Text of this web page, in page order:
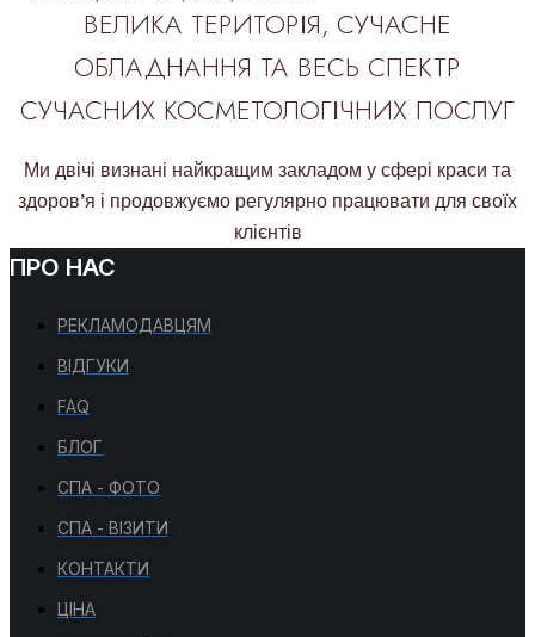
ВЕЛИКА ТЕРИТОРІЯ, СУЧАСНЕ
ОБЛАДНАННЯ ТА ВЕСЬ СПЕКТР
СУЧАСНИХ КОСМЕТОЛОГІЧНИХ ПОСЛУГ
Ми двічі визнані найкращим закладом у сфері краси та
здоров’я і продовжуємо регулярно працювати для своїх
клієнтів
ПРО НАС
РЕКЛАМОДАВЦЯМ
ВІДГУКИ
FAQ
БЛОГ
СПА - ФОТО
СПА - ВІЗИТИ
КОНТАКТИ
ЦІНА